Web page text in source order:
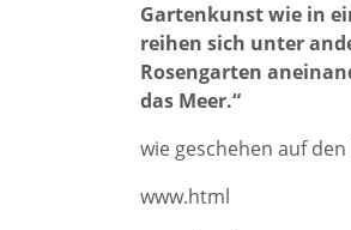
Gartenkunst wie in
reihen sich unter
Rosengarten
das Meer.“
wie geschehen auf
www.html